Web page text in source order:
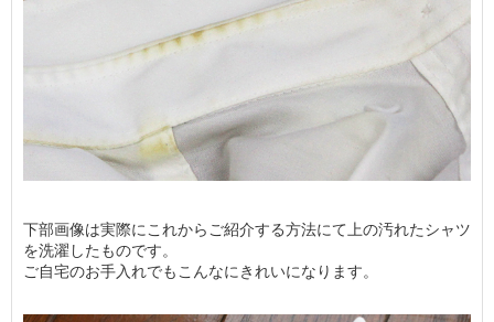
下部画像は実際にこれからご紹介する方法にて上の汚れたシャツ
を洗濯したものです。
ご自宅のお手入れでもこんなにきれいになります。